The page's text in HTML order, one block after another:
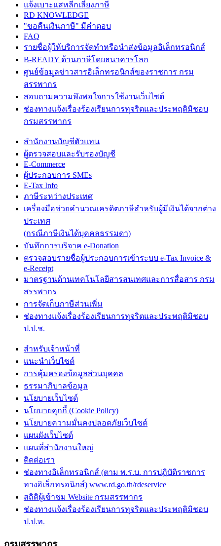
แจ้งเบาะแสหลีกเลี่ยงภาษี
RD KNOWLEDGE
"ขอคืนเงินภาษี" มีคำตอบ
FAQ
รายชื่อผู้ให้บริการจัดทำหรือนำส่งข้อมูลอิเล็กทรอนิกส์
B-READY ด้านภาษีโดยธนาคารโลก
ศูนย์ข้อมูลข่าวสารอิเล็กทรอนิกส์ของราชการ กรม
สรรพากร
สอบถามความพึงพอใจการใช้งานเว็บไซต์
ช่องทางแจ้งเรื่องร้องเรียนการทุจริตและประพฤติมิชอบ
กรมสรรพากร
สำนักงานบัญชีตัวแทน
ผู้ตรวจสอบและรับรองบัญชี
E-Commerce
ผู้ประกอบการ SMEs
E-Tax Info
ภาษีระหว่างประเทศ
เครื่องมือช่วยคำนวณเครดิตภาษีสำหรับผู้มีเงินได้จากต่าง
ประเทศ
(กรณีภาษีเงินได้บุคคลธรรมดา)
บันทึกการบริจาค e-Donation
ตรวจสอบรายชื่อผู้ประกอบการเข้าระบบ e-Tax Invoice &
e-Receipt
มาตรฐานด้านเทคโนโลยีสารสนเทศและการสื่อสาร กรม
สรรพากร
การจัดเก็บภาษีส่วนเพิ่ม
ช่องทางแจ้งเรื่องร้องเรียนการทุจริตและประพฤติมิชอบ
ป.ป.ช.
สำหรับเจ้าหน้าที่
แนะนำเว็บไซต์
การคุ้มครองข้อมูลส่วนบุคคล
ธรรมาภิบาลข้อมูล
นโยบายเว็บไซต์
นโยบายคุกกี้ (Cookie Policy)
นโยบายความมั่นคงปลอดภัยเว็บไซต์
แผนผังเว็บไซต์
แผนที่สำนักงานใหญ่
ติดต่อเรา
ช่องทางอิเล็กทรอนิกส์ (ตาม พ.ร.บ. การปฏิบัติราชการ
ทางอิเล็กทรอนิกส์) www.rd.go.th/rdeservice
สถิติผู้เข้าชม Website กรมสรรพากร
ช่องทางแจ้งเรื่องร้องเรียนการทุจริตและประพฤติมิชอบ
ป.ป.ท.